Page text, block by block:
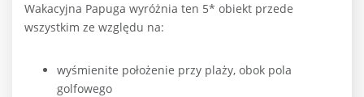
Wakacyjna Papuga wyróżnia ten 5* obiekt przede
wszystkim ze względu na:
wyśmienite położenie przy plaży, obok pola
golfowego